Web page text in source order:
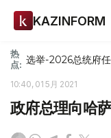
KAZINFORM
热
点: 选举-2026总统府
10:40, 01 5月 2021
政府总理向哈